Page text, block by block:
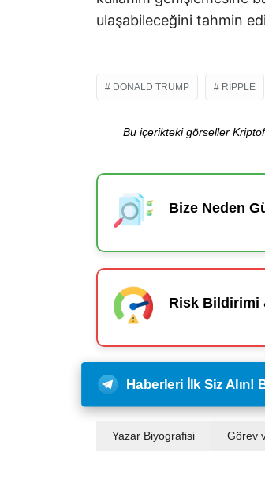
ulaşabileceğini tahmin
DONALD TRUMP RIPPLE
Bu içerikteki görseller
Bize Neden
Risk Bildirimi
Haberleri İlk Siz
Yazar Biyografisi Görev